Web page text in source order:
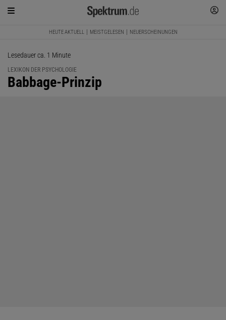
HEUTE AKTUELL MEISTGELESEN NEUERSCHEINUNGEN
Lesedauer ca. 1 Minute
LEXIKON DER PSYCHOLOGIE
:
Babbage-Prinzip